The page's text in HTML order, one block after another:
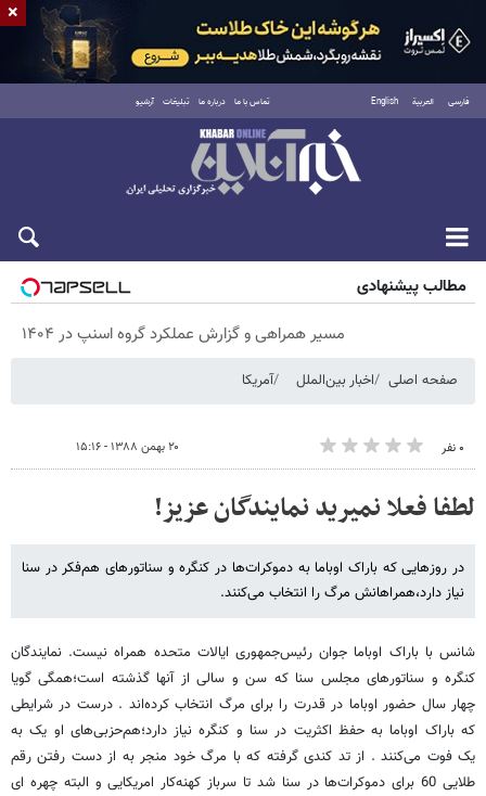
فارسی العربية English تماس با ما درباره ما تبلیغات آرشیو
پنجشنبه ۱۵ مرداد ۱۴۰۵
مطالب پیشنهادی
مسیر همراهی و گزارش عملکرد گروه اسنپ در ۱۴۰۴
صفحه اصلی اخبار بین‌الملل آمریکا
۰ نفر ۲۰ بهمن ۱۳۸۸ - ۱۵:۱۶
لطفا فعلا نمیرید نمایندگان عزیز!
در روزهایی که باراک اوباما به دموکرات‌ها در کنگره و سناتورهای هم‌فکر در سنا
نیاز دارد،همراهانش مرگ را انتخاب می‌کنند.
شانس با باراک اوباما جوان رئیس‌جمهوری ایالات متحده همراه نیست. نمایندگان
کنگره و سناتورهای مجلس سنا که سن و سالی از آنها گذشته است؛همگی گویا
چهار سال حضور اوباما در قدرت را برای مرگ انتخاب کرده‌اند . درست در شرایطی
که باراک اوباما به حفظ اکثریت در سنا و کنگره نیاز دارد؛هم‌حزبی‌های او یک به
یک فوت می‌کنند . از تد کندی گرفته که با مرگ خود منجر به از دست رفتن رقم
طلایی 60 برای دموکرات‌ها در سنا شد تا سرباز کهنه‌کار امریکایی و البته چهره ای
×